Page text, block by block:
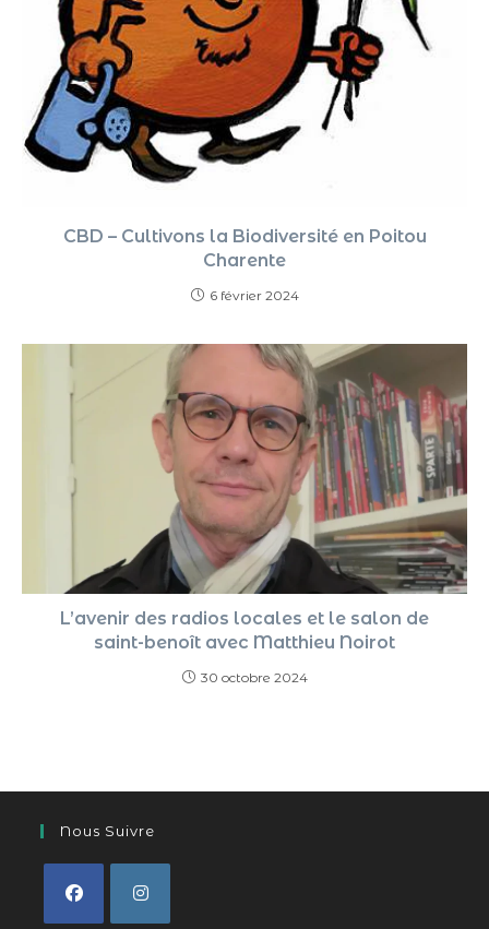
CBD – Cultivons la Biodiversité en Poitou
Charente
6 février 2024
L’avenir des radios locales et le salon de
saint-benoît avec Matthieu Noirot
30 octobre 2024
Nous Suivre